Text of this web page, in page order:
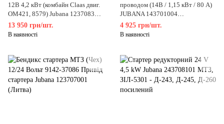
12В 4,2 кВт (комбайн Claas двиг.
ОМ421, 8579) Jubana 123708320
(оригінал)
13 950 грн/шт.
В наявності
проводом (14В / 1,15 кВт / 80 А)
JUBANA 143701004
(Г9695.3701) (1 струм шків) 1150
Вт
4 925 грн/шт.
В наявності